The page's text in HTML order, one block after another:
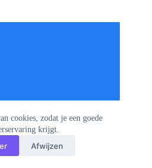
cookies, zodat je een goede
krijgt.
Afwijzen
42